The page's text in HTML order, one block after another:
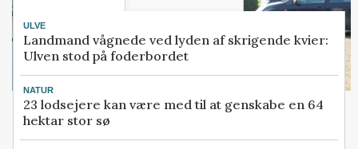
ULVE
Landmand vågnede ved lyden af skrigende kvier:
Ulven stod på foderbordet
NATUR
23 lodsejere kan være med til at genskabe en 64
hektar stor sø